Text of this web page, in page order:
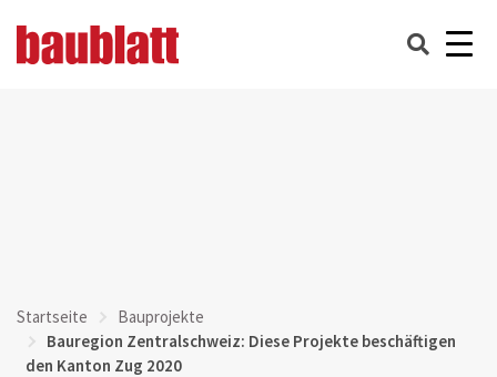
Startseite
Bauprojekte
Bauregion Zentralschweiz: Diese Projekte beschäftigen
den Kanton Zug 2020